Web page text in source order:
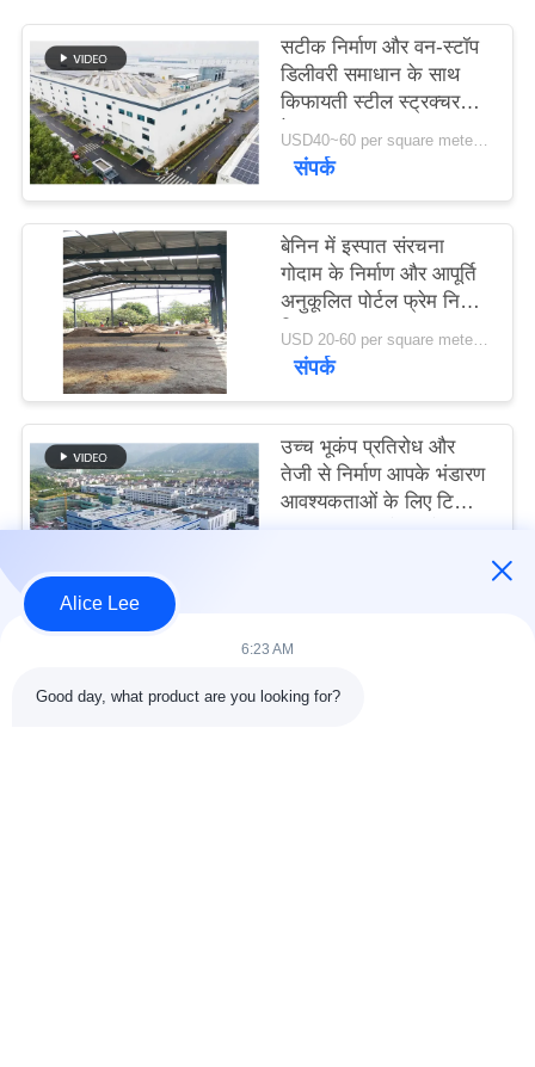
मामले
साइटमैप
गोपनीयता
सटीक निर्माण और वन-स्टॉप
डिलीवरी समाधान के साथ
किफायती स्टील स्ट्रक्चर
वेयरहाउस
USD40~60 per square meter MOQ:1000 sqm
संपर्क
बेनिन में इस्पात संरचना
गोदाम के निर्माण और आपूर्ति
अनुकूलित पोर्टल फ्रेम निर्माण
डिजाइन
USD 20-60 per square meter MOQ:1000 वर्ग मीटर
संपर्क
उच्च भूकंप प्रतिरोध और
तेजी से निर्माण आपके भंडारण
आवश्यकताओं के लिए टिकाऊ
Alice Lee
6:23 AM
Good day, what product are you looking for?